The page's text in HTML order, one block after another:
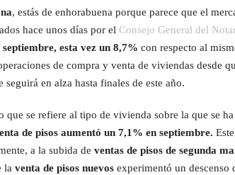
, estás de enhorabuena porque parece que el
hace unos días por el Consejo General del
esta vez un 8,7% con respecto al
de compra y venta de viviendas desde
en alza hasta finales de este año.
que se refiere al tipo de vivienda sobre la que se
de pisos aumentó un 7,1% en septiembre.
a la subida de ventas de pisos de segunda
la venta de pisos nuevos experimentó un descenso